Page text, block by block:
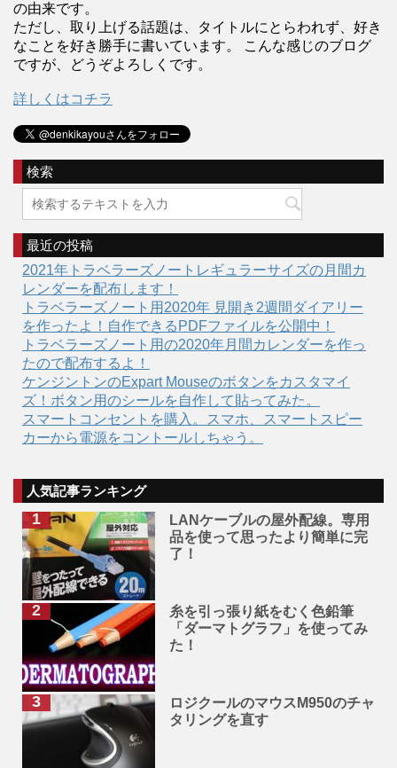
の由来です。
ただし、取り上げる話題は、タイトルにとらわれず、好き
なことを好き勝手に書いています。 こんな感じのブログ
ですが、どうぞよろしくです。
詳しくはコチラ
検索
最近の投稿
2021年トラベラーズノートレギュラーサイズの月間カ
レンダーを配布します！
トラベラーズノート用2020年 見開き2週間ダイアリー
を作ったよ！自作できるPDFファイルを公開中！
トラベラーズノート用の2020年月間カレンダーを作っ
たので配布するよ！
ケンジントンのExpart Mouseのボタンをカスタマイ
ズ！ボタン用のシールを自作して貼ってみた。
スマートコンセントを購入。スマホ、スマートスピー
カーから電源をコントールしちゃう。
人気記事ランキング
LANケーブルの屋外配線。専用
品を使って思ったより簡単に完
了！
糸を引っ張り紙をむく色鉛筆
「ダーマトグラフ」を使ってみ
た！
ロジクールのマウスM950のチャ
タリングを直す